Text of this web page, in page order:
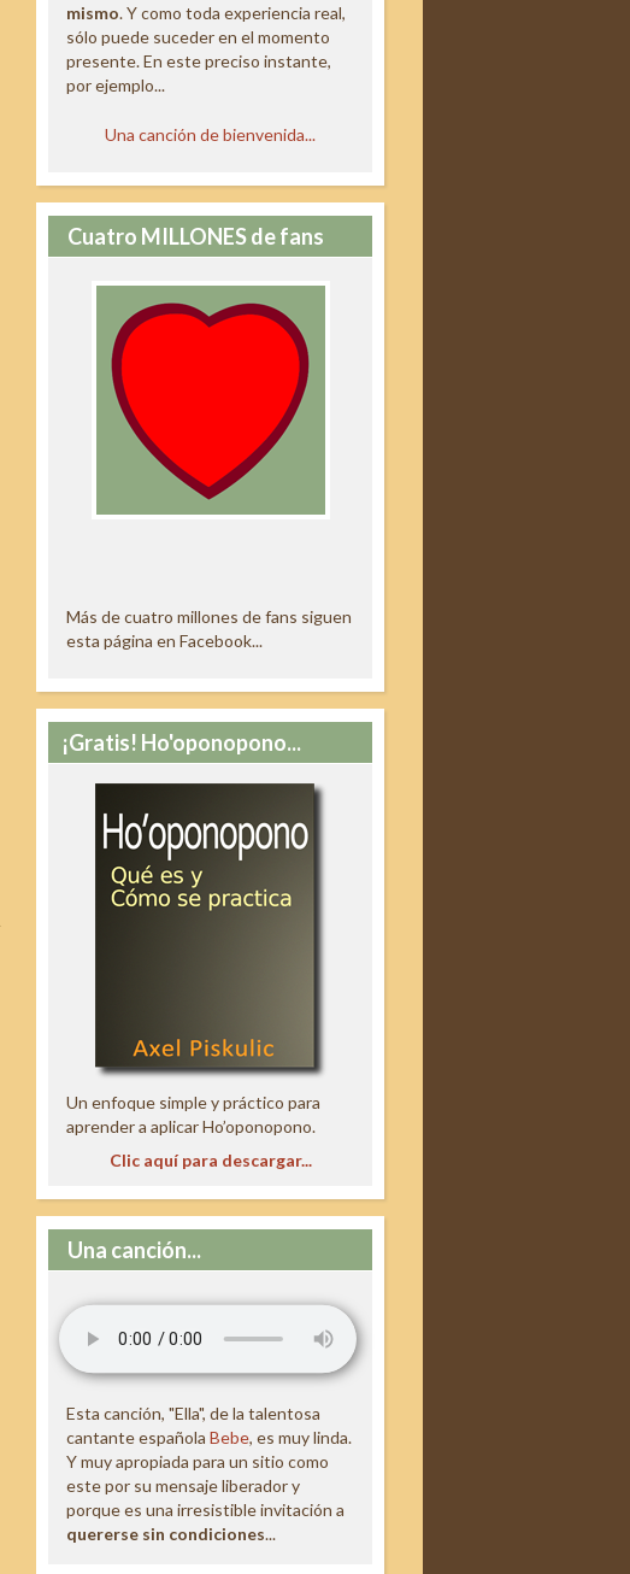
mismo. Y como toda experiencia real,
sólo puede suceder en el momento
presente. En este preciso instante,
por ejemplo...
Una canción de bienvenida...
Cuatro MILLONES de fans
Más de cuatro millones de fans siguen
esta página en Facebook...
¡Gratis! Ho'oponopono...
Un enfoque simple y práctico para
aprender a aplicar Ho’oponopono.
Clic aquí para descargar...
Una canción...
Esta canción, "Ella", de la talentosa
cantante española Bebe, es muy linda.
Y muy apropiada para un sitio como
este por su mensaje liberador y
porque es una irresistible invitación a
quererse sin condiciones...